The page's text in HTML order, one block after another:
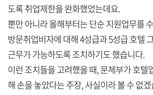
도록 취업제한을 완화했었는데요.
뿐만 아니라 올해부터는 단순 지원업무를
방문취업비자에 대해 4성급과 5성급 호텔
근무가 가능하도록 조치하기도 했습니다.
이런 조치들을 고려했을 때, 문체부가 호텔
해 손을 놓았다는 주장, 사실이라 볼 수 없